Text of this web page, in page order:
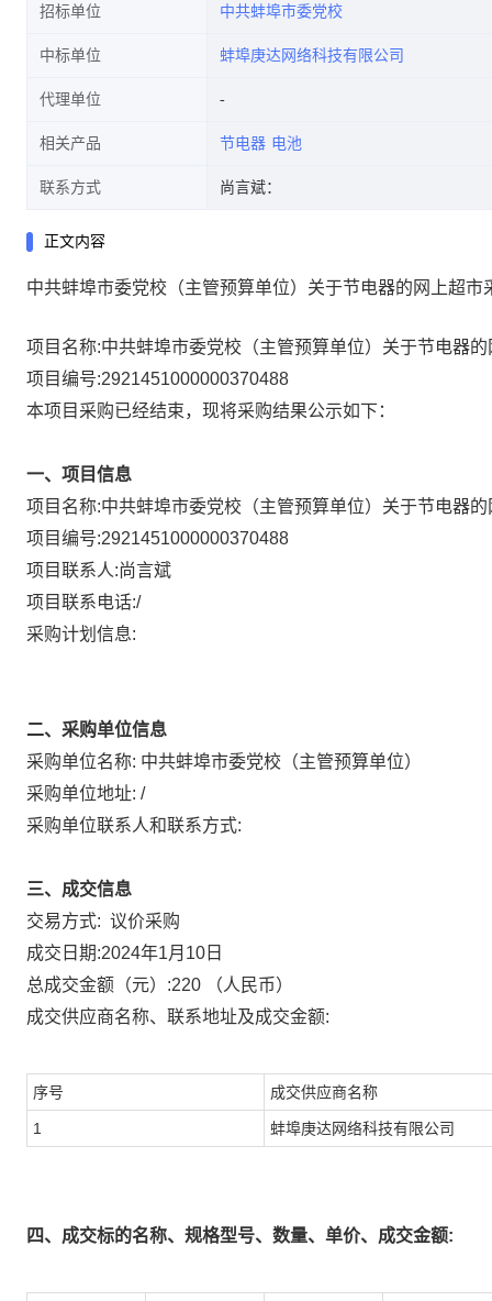
招标单位 中共蚌埠市委党校
中标单位 蚌埠庚达网络科技有限公司
代理单位
相关产品 节电器 电池
联系方式 尚言斌：
正文内容
中共蚌埠市委党校（主管预算单位）关于节电器的网上超市
项目名称:中共蚌埠市委党校（主管预算单位）关于节电器
项目编号:2921451000000370488
本项目采购已经结束，现将采购结果公示如下：
一、项目信息
项目名称:中共蚌埠市委党校（主管预算单位）关于节电器
项目编号:2921451000000370488
项目联系人:尚言斌
项目联系电话:/
采购计划信息:
二、采购单位信息
采购单位名称: 中共蚌埠市委党校（主管预算单位）
采购单位地址: /
采购单位联系人和联系方式:
三、成交信息
交易方式: 议价采购
成交日期:2024年1月10日
总成交金额（元）:220 （人民币）
成交供应商名称、联系地址及成交金额:
序号 成交供应商名称
1 蚌埠庚达网络科技有限公司
四、成交标的名称、规格型号、数量、单价、成交金额: